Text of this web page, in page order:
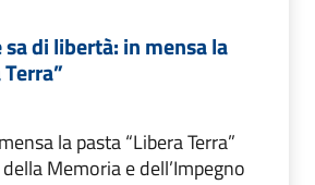
di libertà: in mensa la
la pasta “Libera Terra”
Memoria e dell’Impegno